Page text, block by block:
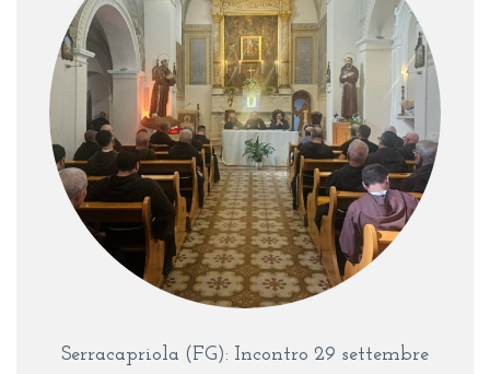
Serracapriola (FG): Incontro 29 settembre